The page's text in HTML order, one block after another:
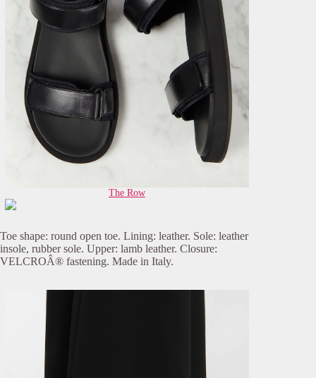
The Row
Toe shape: round open toe. Lining: leather. Sole: leather
insole, rubber sole. Upper: lamb leather. Closure:
VELCROÂ® fastening. Made in Italy.